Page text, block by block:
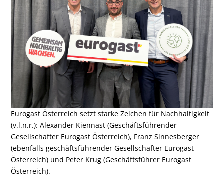
Eurogast Österreich setzt starke Zeichen für Nachhaltigkeit
(v.l.n.r.): Alexander Kiennast (Geschäftsführender
Gesellschafter Eurogast Österreich), Franz Sinnesberger
(ebenfalls geschäftsführender Gesellschafter Eurogast
Österreich) und Peter Krug (Geschäftsführer Eurogast
Österreich).